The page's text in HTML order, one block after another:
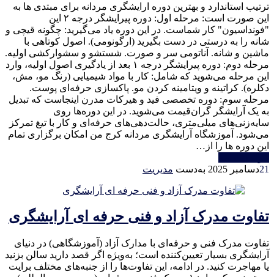
ترتیب استاندارد و بهترین دوره ارایشگری مردانه برای مبتدی ها به
این صورت است: مرحله اول: دوره پیرایشگر درجه ۲ این
"فونداسیون" کار شماست. در این دوره یاد می‌گیرید: چگونه قیچی و
شانه را به درستی در دست بگیرید (ارگونومی). اصول کوتاهی با
ماشین و شانه. آناتومی سر و صورت. شستشو و سشوارکشی اولیه.
مرحله دوم: دوره پیرایشگر درجه ۱ بعد از یادگیری اصول اولیه، وارد
این مرحله می‌شوید که شامل: کار با مواد شیمیایی (رنگ مو، مش،
دکلره). کراتینه و ویتامینه کردن مو. پاکسازی حرفه‌ای پوست.
مرحله سوم: دوره تخصصی فید و هیرکات مدرن اینجاست که تبدیل
به یک آرایشگر گران‌قیمت می‌شوید. در این دوره‌ها روی
سایه‌زنی‌های میلی‌متری، حالت‌دهی‌های حرفه‌ای و کار با تیغ تمرکز
می‌شود. آموزشگاه آرایشگری مردانه کرج من امکان برگزاری تمام
این دوره ها را از…
21دسامبر 2025 به‌دست مدیریت
تفاوت مدرک آزاد و فنی حرفه ای آرایشگری
تفاوت مدرک فنی و حرفه‌ای با مدارک آزاد (آموزشگاهی) در دنیای
آرایشگری بسیار تعیین‌کننده است؛ به‌ویژه اگر قصد دارید سالن بزنید
یا مهاجرت کنید. در ادامه، این تفاوت‌ها را از جنبه‌های مختلف برایت